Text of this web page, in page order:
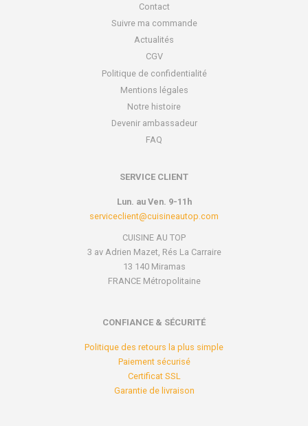
Contact
Suivre ma commande
Actualités
CGV
Politique de confidentialité
Mentions légales
Notre histoire
Devenir ambassadeur
FAQ
SERVICE CLIENT
Lun. au Ven. 9-11h
serviceclient@cuisineautop.com
CUISINE AU TOP
3 av Adrien Mazet, Rés La Carraire
13 140 Miramas
FRANCE Métropolitaine
CONFIANCE & SÉCURITÉ
Politique des retours la plus simple
Paiement sécurisé
Certificat SSL
Garantie de livraison